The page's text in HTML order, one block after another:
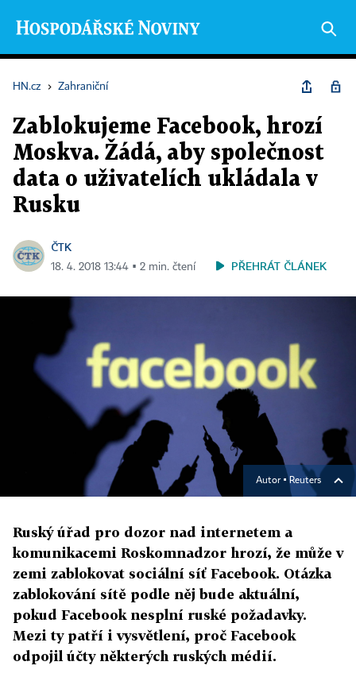
HN.cz › Zahraniční
Zablokujeme Facebook, hrozí
Moskva. Žádá, aby společnost
data o uživatelích ukládala v
Rusku
ČTK
18. 4. 2018 13:44 ▪ 2 min. čtení PŘEHRÁT ČLÁNEK
Autor ▪Reuters
Ruský úřad pro dozor nad internetem a
komunikacemi Roskomnadzor hrozí, že může v
zemi zablokovat sociální síť Facebook. Otázka
zablokování sítě podle něj bude aktuální,
pokud Facebook nesplní ruské požadavky.
Mezi ty patří i vysvětlení, proč Facebook
odpojil účty některých ruských médií.